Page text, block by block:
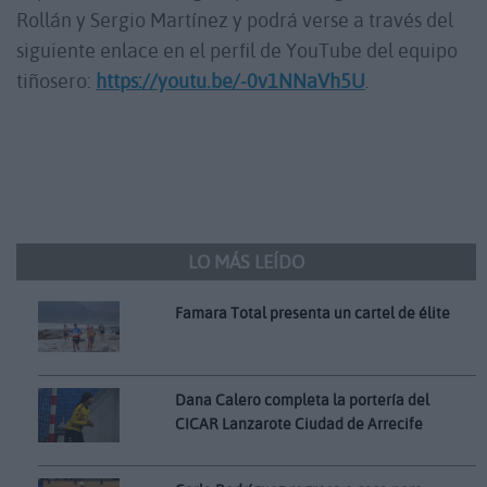
Rollán y Sergio Martínez y podrá verse a través del
siguiente enlace en el perfil de YouTube del equipo
tiñosero: https://youtu.be/-0v1NNaVh5U.
LO MÁS LEÍDO
Famara Total presenta un cartel de élite
Dana Calero completa la portería del
CICAR Lanzarote Ciudad de Arrecife